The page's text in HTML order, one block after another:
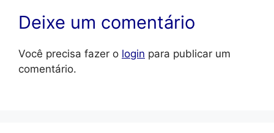
Deixe um comentário
Você precisa fazer o login para publicar um
comentário.